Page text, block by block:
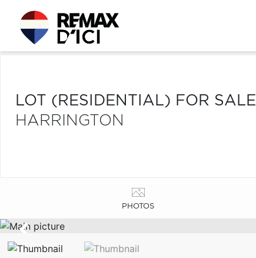
LOT (RESIDENTIAL) FOR SALE
HARRINGTON
PHOTOS